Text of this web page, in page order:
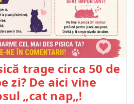
trage circa 50 de
zi? De aici vine
„cat nap„!